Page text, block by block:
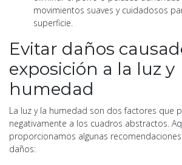
movimientos suaves y cuidadosos
superficie.
Evitar daños
exposición a la luz y
humedad
La luz y la humedad son dos factores que
negativamente a los cuadros abstractos.
proporcionamos algunas
daños: